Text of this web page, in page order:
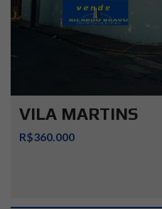
VILA MARTINS
R$360.000